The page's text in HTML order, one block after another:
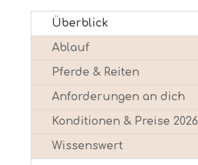
Überblick
Ablauf
Pferde & Reiten
Anforderungen an dich
Konditionen & Preise 2026
Wissenswert